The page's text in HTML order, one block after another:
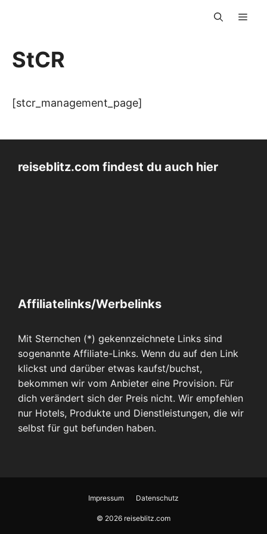
StCR
[stcr_management_page]
reiseblitz.com findest du auch hier
Affiliatelinks/Werbelinks
Mit Sternchen (*) gekennzeichnete Links sind
sogenannte Affiliate-Links. Wenn du auf den Link
klickst und darüber etwas kaufst/buchst,
bekommen wir vom Anbieter eine Provision. Für
dich verändert sich der Preis nicht. Wir empfehlen
nur Hotels, Produkte und Dienstleistungen, die wir
selbst für gut befunden haben.
Impressum Datenschutz
© 2026 reiseblitz.com